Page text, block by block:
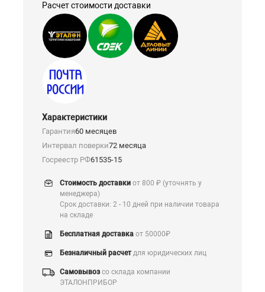
Расчет стоимости доставки
Характеристики
Гарантия60 месяцев
Интервал поверки72 месяца
Госреестр РФ61535-15
Стоимость доставки от 800 ₽ (уточнять у
менеджера)
Срок доставки: 2 - 10 дней при наличии товара
на складе
Бесплатная доставка от 50000₽
Безналичный расчетдля юридических лиц
Самовывозсо склада компании
ЭТАЛОНПРИБОР